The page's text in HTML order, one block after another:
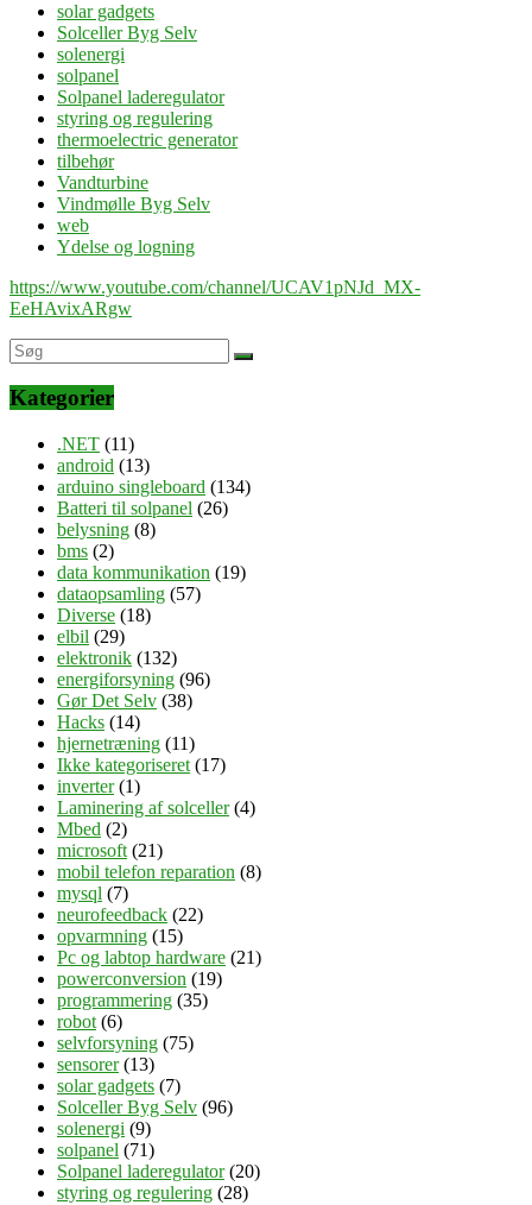
solar gadgets
Solceller Byg Selv
solenergi
solpanel
Solpanel laderegulator
styring og regulering
thermoelectric generator
tilbehør
Vandturbine
Vindmølle Byg Selv
web
Ydelse og logning
https://www.youtube.com/channel/UCAV1pNJd_MX-
EeHAvixARgw
Kategorier
.NET (11)
android (13)
arduino singleboard (134)
Batteri til solpanel (26)
belysning (8)
bms (2)
data kommunikation (19)
dataopsamling (57)
Diverse (18)
elbil (29)
elektronik (132)
energiforsyning (96)
Gør Det Selv (38)
Hacks (14)
hjernetræning (11)
Ikke kategoriseret (17)
inverter(1)
Laminering af solceller(4)
Mbed (2)
microsoft (21)
mobil telefon reparation (8)
mysql (7)
neurofeedback (22)
opvarmning (15)
Pc og labtop hardware (21)
powerconversion (19)
programmering (35)
robot (6)
selvforsyning (75)
sensorer(13)
solar gadgets (7)
Solceller Byg Selv (96)
solenergi (9)
solpanel (71)
Solpanel laderegulator(20)
styring og regulering (28)